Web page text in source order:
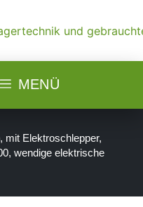
MENÜ
mit Elektroschlepper,
wendige elektrische